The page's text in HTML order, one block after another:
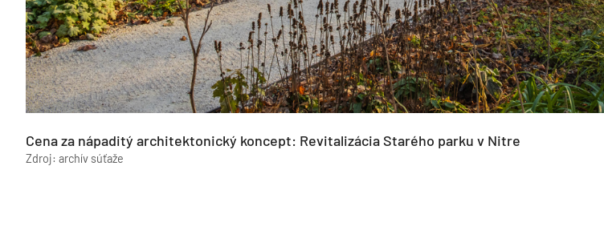
Cena za nápaditý architektonický koncept: Revitalizácia Starého parku v Nitre
Zdroj: archív súťaže